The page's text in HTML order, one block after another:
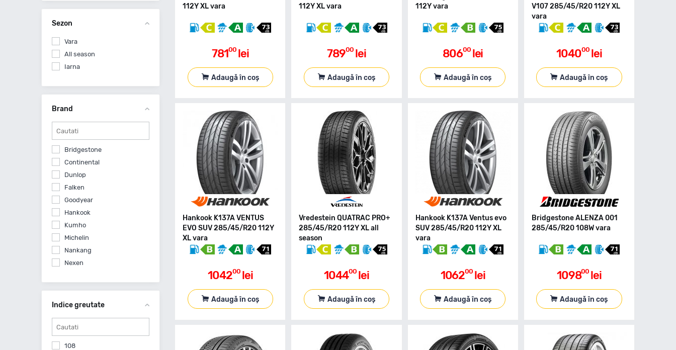
112Y XL vara
78100 lei
Adaugă în coș
112Y XL vara
78900 lei
Adaugă în coș
112Y vara
80600 lei
Adaugă în coș
V107 285/45/R20 112Y XL
vara
104000 lei
Adaugă în coș
Hankook K137A VENTUS
EVO SUV 285/45/R20 112Y
XL vara
104200 lei
Adaugă în coș
Vredestein QUATRAC PRO+
285/45/R20 112Y XL all
season
104400 lei
Adaugă în coș
Hankook K137A Ventus evo
SUV 285/45/R20 112Y XL
vara
106200 lei
Adaugă în coș
Bridgestone ALENZA 001
285/45/R20 108W vara
109800 lei
Adaugă în coș
Sezon
Vara
All season
Iarna
Brand
Bridgestone
Continental
Dunlop
Falken
Goodyear
Hankook
Kumho
Michelin
Nankang
Nexen
Starmaxx
Vredestein
Indice greutate
108